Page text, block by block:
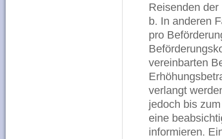
Reisenden
b. In anderen
pro
vereinbarten
verlangt
jedoch bis
eine
informieren.